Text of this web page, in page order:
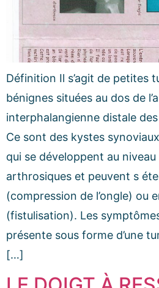
Définition Il s’agit de petites
bénignes situées au dos de
interphalangienne distale
Ce sont des kystes
qui se développent au
arthrosiques et peuvent s
(compression de l’ongle) ou
(fistulisation). Les
présente sous forme d’une
[…]